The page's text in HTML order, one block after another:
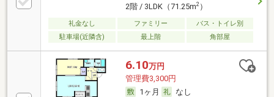
2階 / 3LDK（71.25m2）
礼金なし ファミリー
バス・トイレ別
駐車場(近隣含)
最上階 角部屋
6.10万円
管理費3,300円
1ヶ月
なし